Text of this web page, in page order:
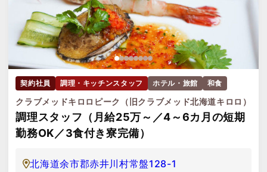
契約社員 調理・キッチンスタッフ ホテル・旅館 和食
クラブメッドキロロピーク（旧クラブメッド北海道キロロ）
調理スタッフ（月給25万～／4～6カ月の短期
勤務OK／3食付き寮完備）
北海道余市郡赤井川村常盤128-1